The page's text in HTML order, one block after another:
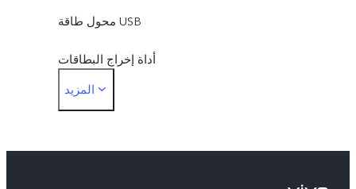
محول طاقة USB
أداة إخراج البطاقات
غشاء حماية (مثبت)
المزيد